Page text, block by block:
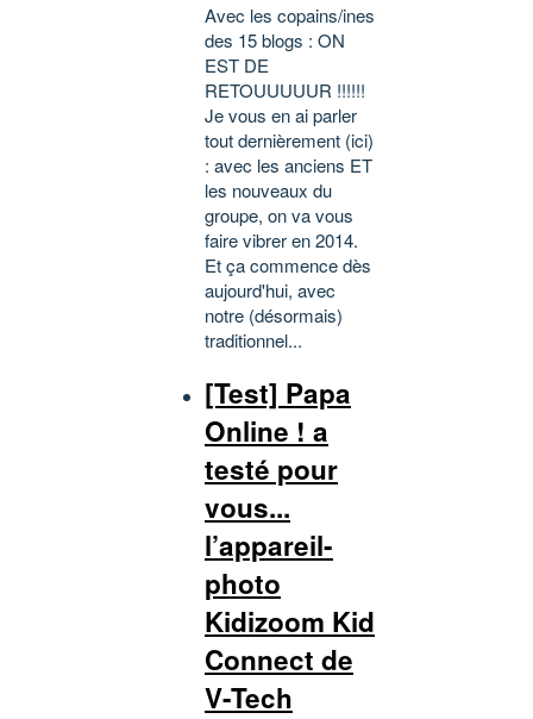
Avec les copains/ines
des 15 blogs : ON
EST DE
RETOUUUUUR !!!!!!
Je vous en ai parler
tout dernièrement (ici)
: avec les anciens ET
les nouveaux du
groupe, on va vous
faire vibrer en 2014.
Et ça commence dès
aujourd'hui, avec
notre (désormais)
traditionnel...
[Test] Papa
Online ! a
testé pour
vous...
l’appareil-
photo
Kidizoom Kid
Connect de
V-Tech